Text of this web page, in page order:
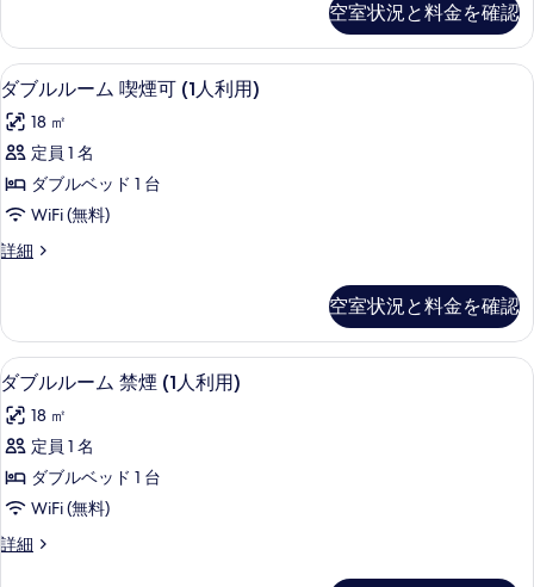
の
写
真
を
表
示
す
る
細
空室状況と料金を確認
ダ
ブ
ル
ル
ー
喫
可
(1
人
利
用)
の
す
べ
7
ダブルルーム 喫煙可 (1人利用)
18 ㎡
定員 1 名
ダブルベッド 1 台
WiFi (無料)
詳細
ダ
ー
ム
喫
煙
可
(1
利
用)
詳
空室状況と料金を確認
ダ
ブ
ル
ル
ー
禁
7
ダブルルーム 禁煙 (1人利用)
18 ㎡
定員 1 名
ダブルベッド 1 台
WiFi (無料)
詳細
ダ